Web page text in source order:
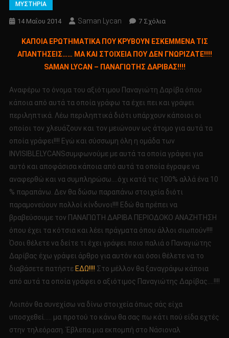
ΜΥΣΤΗΡΙΑ
14 Μαΐου 2014 Saman Lycan 7 ΣχόλιαΣτο
ΕΡΩΤΗΜΑΤΙΚΑ
ΠΟΥ
ΚΡΥΒΟΥΝ
ΤΙΣ
ΑΠΑΝΤΗΣΕΙΣ……
ΜΑ
ΚΑΙ
ΣΤΟΙΧΕΙΑ
ΠΟΥ
ΔΕΝ
–
ΠΑΝΑΓΙΩΤΗΣ
ΔΑΡΙΒΑΣ!!!!
ΚΑΠΟΙΑ ΕΡΩΤΗΜΑΤΙΚΑ ΠΟΥ ΚΡΥΒΟΥΝ ΕΣΚΕΜΜΕΝΑ ΤΙΣ
ΑΠΑΝΤΗΣΕΙΣ…… ΜΑ ΚΑΙ ΣΤΟΙΧΕΙΑ ΠΟΥ ΔΕΝ ΓΝΩΡΙΖΑΤΕ!!!!
SAMAN LYCAN – ΠΑΝΑΓΙΩΤΗΣ ΔΑΡΙΒΑΣ!!!!
Αναφέρω το όνομα του αξιότιμου Παναγιώτη Δαρίβα όπου
κάποια από αυτά τα οποία γράφω τα έχει πει και γράψει
περιληπτικά. Λέω περιληπτικά διότι υπάρχουν κάποιοι οι
οποίοι τον χλευάζουν και τον μειώνουν ως άτομο για αυτά τα
οποία γράφει!!!! Εγώ και σύσσωμη όλη η ομάδα των
INVISIBLELYCANSσυμφωνούμε με αυτά τα οποία γράφει για
αυτό και αποφάσισα κάποια από αυτά τα οποία έγραψε να
αναφερθώ και να συμπληρώσω….όχι κατά τις 100% αλλά ένα 10
% παραπάνω. Δεν θα δώσω παραπάνω στοιχεία διότι
παραμονεύουν πολλοί κίνδυνοι!!!! Εδώ θα πρέπει να
βραβεύσουμε τον ΠΑΝΑΓΙΩΤΗ ΔΑΡΙΒΑ ΠΕΡΙΟΔΟΚΟ ΑΝΑΖΗΤΗΣΗ
όπου έχει τα κότσια και λέει πράγματα όπου άλλοι σιωπούν!!!!
Όσοι θέλετε να δείτε τι έχει γράψει ποιο παλιά ο Παναγιώτης
Δαρίβας έχω γράψει άρθρο για αυτόν και όσοι θέλετε να το
διαβάσετε πατήστε ΕΔΩ!!!! Στο μέλλον θα ξαναγράψω κάποια
από αυτά τα οποία γράφει ο αξιότιμος Παναγιώτης Δαρίβας….!!!!
Λοιπόν θα συνεχίσω να δίνω στοιχεία όπως σάς είχα
υποσχεθεί….. μα προτού το κάνω θα σας πω κάτι πού είδα εχτές
στην τηλεόραση. Έβλεπα μια εκπομπή στο Νάσιοναλ